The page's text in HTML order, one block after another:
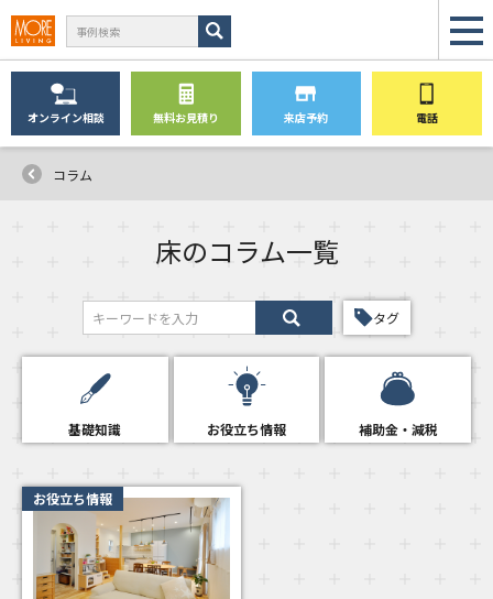
オンライン相談 無料お見積り 来店予約 電話
コラム
床のコラム一覧
タグ
基礎知識 お役立ち情報 補助金・減税
お役立ち情報